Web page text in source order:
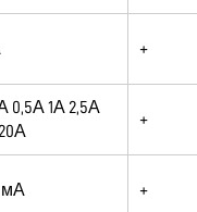
+
0,5А 1А 2,5А
+
мА +